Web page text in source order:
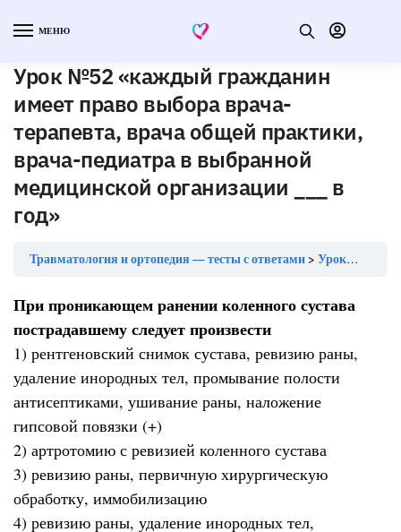
МЕНЮ
Урок №52 «каждый гражданин
имеет право выбора врача-
терапевта, врача общей практики,
врача-педиатра в выбранной
медицинской организации ___ в
год»
Травматология и ортопедия — тесты с ответами Урок №52 «каждый гражданин имеет право выбора врача-терапевта, врача общей практики, врача-педиатра в выбранной медицинской организации ___ в год»
При проникающем ранении коленного сустава
пострадавшему следует произвести
1) рентгеновский снимок сустава, ревизию раны,
удаление инородных тел, промывание полости
антисептиками, ушивание раны, наложение
гипсовой повязки (+)
2) артротомию с ревизией коленного сустава
3) ревизию раны, первичную хирургическую
обработку, иммобилизацию
4) ревизию раны, удаление инородных тел,